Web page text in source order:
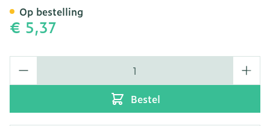
€ 5,37
Bestel
Op bestelling